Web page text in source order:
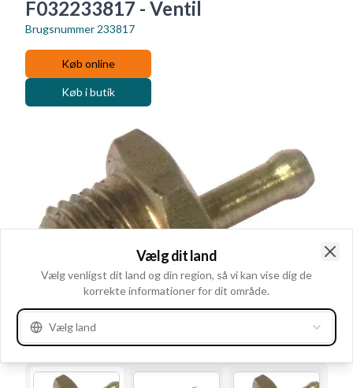
F032233817 - Ventil
Brugsnummer 233817
Køb online
Køb i butik
Vælg dit land
Vælg venligst dit land og din region, så vi kan vise dig de
korrekte informationer for dit område.
Vælg land